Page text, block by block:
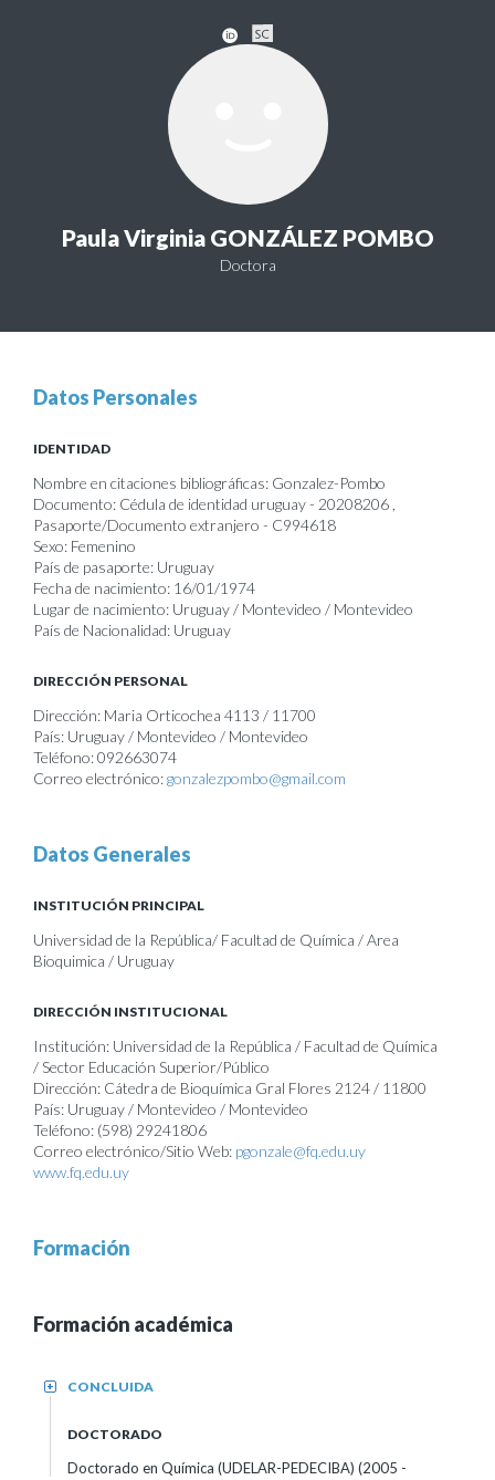
Paula Virginia GONZÁLEZ POMBO
Doctora
Datos Personales
IDENTIDAD
Nombre en citaciones bibliográficas: Gonzalez-Pombo
Documento: Cédula de identidad uruguay - 20208206 ,
Pasaporte/Documento extranjero - C994618
Sexo: Femenino
País de pasaporte: Uruguay
Fecha de nacimiento: 16/01/1974
Lugar de nacimiento: Uruguay / Montevideo / Montevideo
País de Nacionalidad: Uruguay
DIRECCIÓN PERSONAL
Dirección: Maria Orticochea 4113 / 11700
País: Uruguay / Montevideo / Montevideo
Teléfono: 092663074
Correo electrónico:gonzalezpombo@gmail.com
Datos Generales
INSTITUCIÓN PRINCIPAL
Universidad de la República/ Facultad de Química / Area
Bioquimica / Uruguay
DIRECCIÓN INSTITUCIONAL
Institución: Universidad de la República / Facultad de Química
/ Sector Educación Superior/Público
Dirección: Cátedra de Bioquímica Gral Flores 2124 / 11800
País: Uruguay / Montevideo / Montevideo
Teléfono: (598) 29241806
Correo electrónico/Sitio Web: pgonzale@fq.edu.uy
www.fq.edu.uy
Formación
Formación académica
CONCLUIDA
+
DOCTORADO
Doctorado en Química (UDELAR-PEDECIBA) (2005 -